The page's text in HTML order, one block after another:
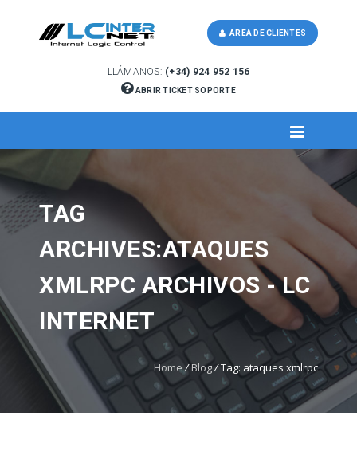
LLÁMANOS: (+34) 924 952 156
ABRIR TICKET SOPORTE
AREA DE CLIENTES
TAG
ARCHIVES:ATAQUES
XMLRPC ARCHIVOS - LC
INTERNET
Home/Blog/Tag: ataques xmlrpc